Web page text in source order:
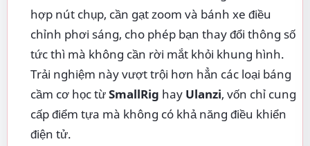
hợp nút chụp, cần gạt zoom và bánh xe điều
chỉnh phơi sáng, cho phép bạn thay đổi thông số
tức thì mà không cần rời mắt khỏi khung hình.
Trải nghiệm này vượt trội hơn hẳn các loại báng
cầm cơ học từSmallRig hay Ulanzi, vốn chỉ cung
cấp điểm tựa mà không có khả năng điều khiển
điện tử.